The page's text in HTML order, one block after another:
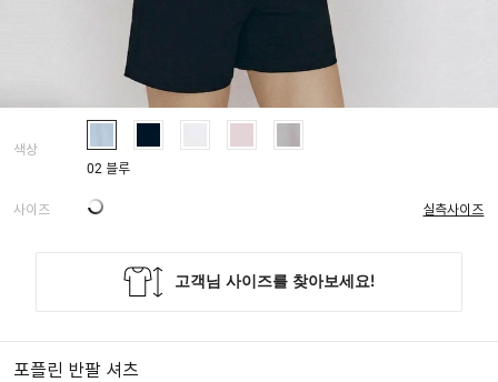
색상
02 블루
사이즈 실측사이즈
포플린 반팔 셔츠